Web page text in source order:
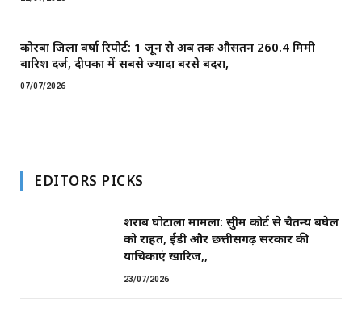
कोरबा जिला वर्षा रिपोर्ट: 1 जून से अब तक औसतन 260.4 मिमी
बारिश दर्ज, दीपका में सबसे ज्यादा बरसे बदरा,
07/07/2026
EDITORS PICKS
शराब घोटाला मामला: सुप्रीम कोर्ट से चैतन्य बघेल
को राहत, ईडी और छत्तीसगढ़ सरकार की
याचिकाएं खारिज,,
23/07/2026